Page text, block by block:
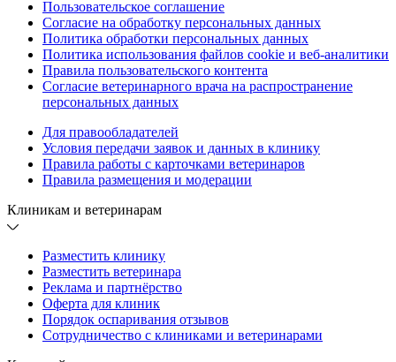
Пользовательское соглашение
Согласие на обработку персональных данных
Политика обработки персональных данных
Политика использования файлов cookie и веб-аналитики
Правила пользовательского контента
Согласие ветеринарного врача на распространение
персональных данных
Для правообладателей
Условия передачи заявок и данных в клинику
Правила работы с карточками ветеринаров
Правила размещения и модерации
Клиникам и ветеринарам
Разместить клинику
Разместить ветеринара
Реклама и партнёрство
Оферта для клиник
Порядок оспаривания отзывов
Сотрудничество с клиниками и ветеринарами